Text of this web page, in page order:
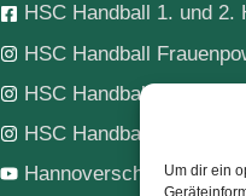
Um dir ein
HSC Handball 1. und 2.
HSC Handball
HSC Handball 1. Herren
HSC Handball-Jugend
Hannoverscher SC